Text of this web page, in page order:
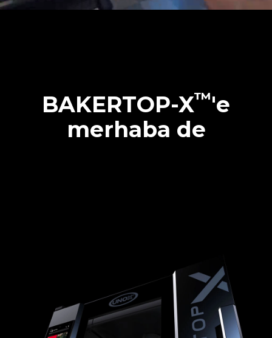
BAKERTOP-X™'e
merhaba de